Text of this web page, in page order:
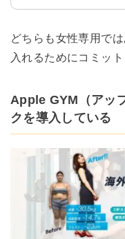
どちらも女性専用で
入れるためにコミッ
Apple GYM（アッ
クを導入している